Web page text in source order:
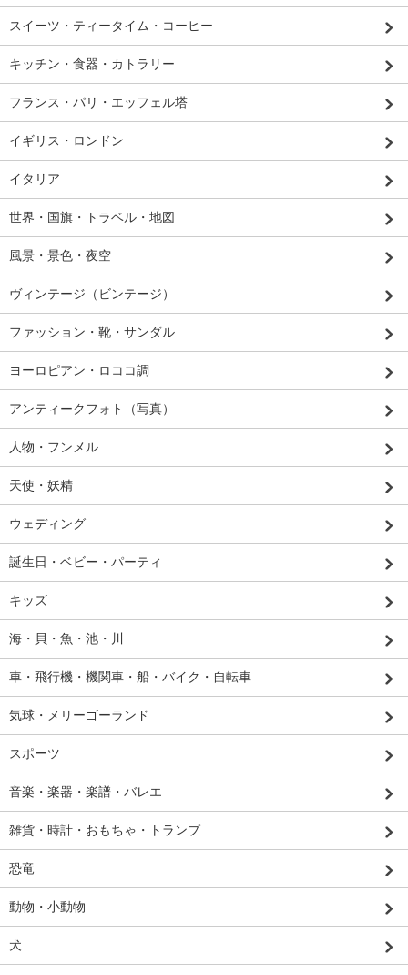
スイーツ・ティータイム・コーヒー
キッチン・食器・カトラリー
フランス・パリ・エッフェル塔
イギリス・ロンドン
イタリア
世界・国旗・トラベル・地図
風景・景色・夜空
ヴィンテージ（ビンテージ）
ファッション・靴・サンダル
ヨーロピアン・ロココ調
アンティークフォト（写真）
人物・フンメル
天使・妖精
ウェディング
誕生日・ベビー・パーティ
キッズ
海・貝・魚・池・川
車・飛行機・機関車・船・バイク・自転車
気球・メリーゴーランド
スポーツ
音楽・楽器・楽譜・バレエ
雑貨・時計・おもちゃ・トランプ
恐竜
動物・小動物
犬